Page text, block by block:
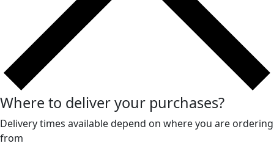
Where to deliver your purchases?
Delivery times available depend on where you are ordering
from